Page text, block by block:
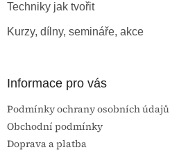
Techniky jak tvořit
Kurzy, dílny, semináře, akce
Informace pro vás
Podmínky ochrany osobních údajů
Obchodní podmínky
Doprava a platba